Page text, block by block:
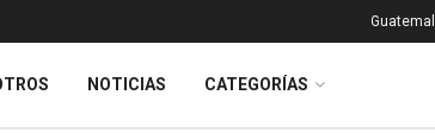
NOTICIAS CATEGORÍAS